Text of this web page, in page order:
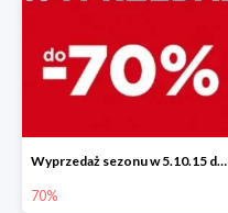
Wyprzedaż sezonu w 5.10.15 do -70%
70%